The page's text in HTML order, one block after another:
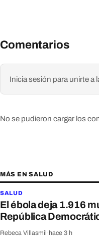
Comentarios
Inicia sesión para unirte a
No se pudieron cargar los
MÁS EN SALUD
SALUD
El ébola deja 1.916
República
Rebeca Villasmil hace 3 h